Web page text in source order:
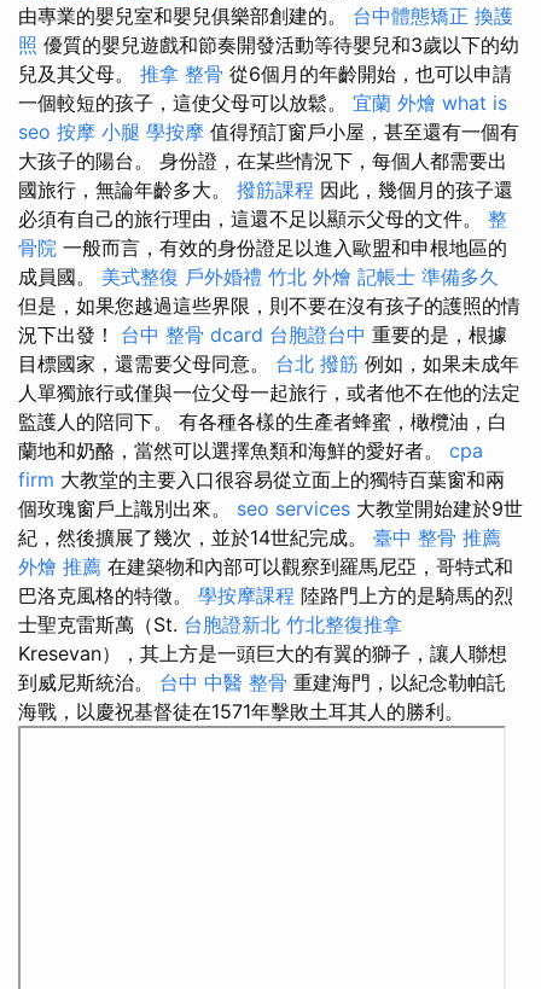
由專業的嬰兒室和嬰兒俱樂部創建的。 台中體態矯正 換護
照 優質的嬰兒遊戲和節奏開發活動等待嬰兒和3歲以下的幼
兒及其父母。 推拿 整骨 從6個月的年齡開始，也可以申請
一個較短的孩子，這使父母可以放鬆。 宜蘭 外燴 what is
seo 按摩 小腿 學按摩 值得預訂窗戶小屋，甚至還有一個有
大孩子的陽台。 身份證，在某些情況下，每個人都需要出
國旅行，無論年齡多大。 撥筋課程 因此，幾個月的孩子還
必須有自己的旅行理由，這還不足以顯示父母的文件。 整
骨院 一般而言，有效的身份證足以進入歐盟和申根地區的
成員國。 美式整復 戶外婚禮 竹北 外燴 記帳士 準備多久
但是，如果您越過這些界限，則不要在沒有孩子的護照的情
況下出發！ 台中 整骨 dcard 台胞證台中 重要的是，根據
目標國家，還需要父母同意。 台北 撥筋 例如，如果未成年
人單獨旅行或僅與一位父母一起旅行，或者他不在他的法定
監護人的陪同下。 有各種各樣的生產者蜂蜜，橄欖油，白
蘭地和奶酪，當然可以選擇魚類和海鮮的愛好者。 cpa
firm 大教堂的主要入口很容易從立面上的獨特百葉窗和兩
個玫瑰窗戶上識別出來。 seo services 大教堂開始建於9世
紀，然後擴展了幾次，並於14世紀完成。 臺中 整骨 推薦
外燴 推薦 在建築物和內部可以觀察到羅馬尼亞，哥特式和
巴洛克風格的特徵。 學按摩課程 陸路門上方的是騎馬的烈
士聖克雷斯萬（St. 台胞證新北 竹北整復推拿
Kresevan），其上方是一頭巨大的有翼的獅子，讓人聯想
到威尼斯統治。 台中 中醫 整骨 重建海門，以紀念勒帕託
海戰，以慶祝基督徒在1571年擊敗土耳其人的勝利。